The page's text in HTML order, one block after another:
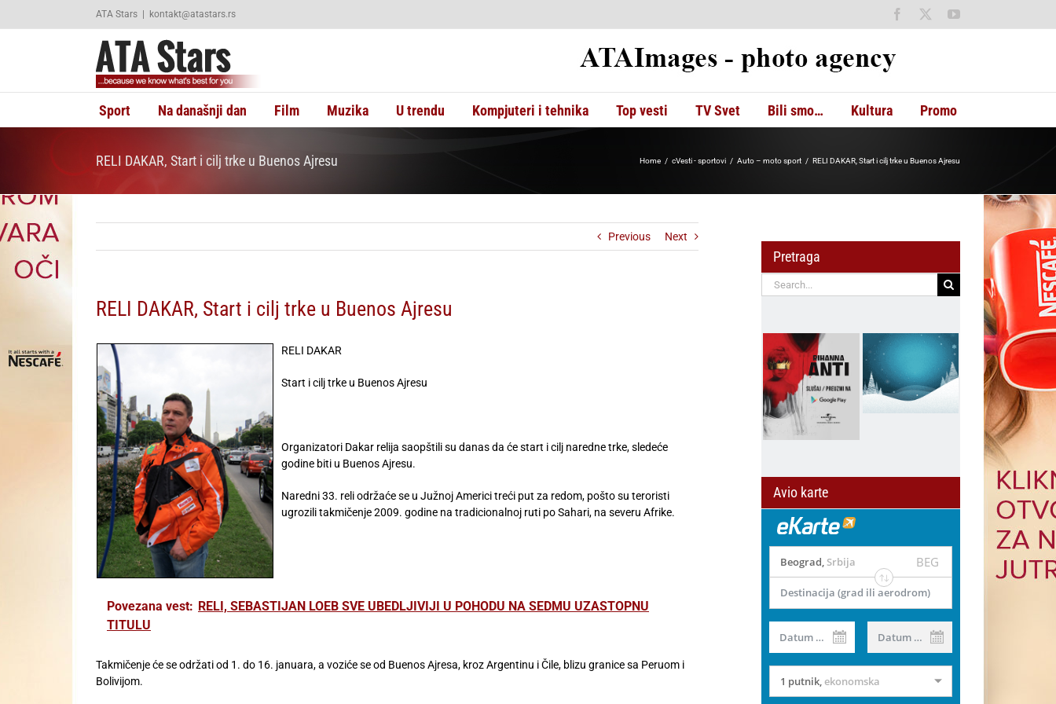
ATA Stars | kontakt@atastars.rs Facebook YouTube
Sport Na današnji dan Film Muzika U trendu Kompjuteri i tehnika Top vesti TV Svet Bili smo… Kultura Promo
RELI DAKAR, Start i cilj trke u Buenos Ajresu Home cVesti - sportovi Auto – moto sport RELI DAKAR, Start i cilj trke u Buenos Ajresu
Previous Next
RELI DAKAR, Start i cilj trke u Buenos Ajresu
RELI DAKAR
Start i cilj trke u Buenos Ajresu
Organizatori Dakar relija saopštili su danas da će start i cilj naredne trke, sledeće
godine biti u Buenos Ajresu.
Naredni 33. reli održaće se u Južnoj Americi treći put za redom, pošto su teroristi
ugrozili takmičenje 2009. godine na tradicionalnoj ruti po Sahari, na severu Afrike.
Povezana vest: RELI, SEBASTIJAN LOEB SVE UBEDLJIVIJI U POHODU NA SEDMU UZASTOPNU
TITULU
Takmičenje će se održati od 1. do 16. januara, a voziće se od Buenos Ajresa, kroz Argentinu i Čile, blizu granice sa Peruom i
Bolivijom.
Pretraga
Search
for:
Avio karte
Beograd, Srbija BEG
Destinacija (grad ili aerodrom)
Datum od Datum do
1 putnik,ekonomska